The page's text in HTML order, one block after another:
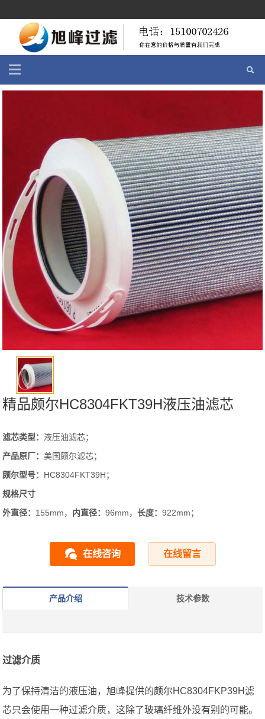
精品颇尔HC8304FKT39H液压油滤芯
滤芯类型：液压油滤芯；
产品原厂：美国颇尔滤芯；
颇尔型号： HC8304FKT39H；
规格尺寸
外直径： 155mm， 内直径：96mm，长度：922mm；
在线咨询 在线留言
产品介绍 技术参数
过滤介质
为了保持清洁的液压油，旭峰提供的颇尔HC8304FKP39H滤
芯只会使用一种过滤介质，这除了玻璃纤维外没有别的可能。